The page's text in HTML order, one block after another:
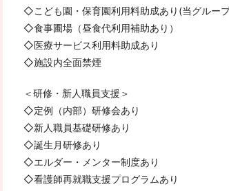
◇こども園・保育園利用料助成あり(当グルー
◇食事圃場（昼食代利用補助あり）
◇医療サービス利用料助成あり
◇施設内全面禁煙
＜研修・新人職員支援＞
◇定例（内部）研修会あり
◇新人職員基礎研修あり
◇誕生月研修あり
◇エルダー・メンター制度あり
◇看護師再就職支援プログラムあり